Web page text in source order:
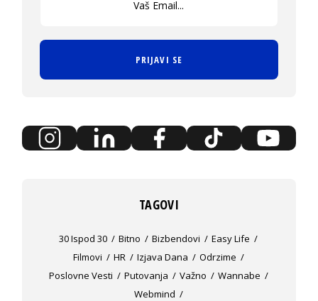
PRIJAVI SE
TAGOVI
30 Ispod 30 Bitno Bizbendovi
Easy Life
Filmovi
HR Izjava Dana
Odrzime
Poslovne Vesti
Putovanja Važno
Wannabe
Webmind